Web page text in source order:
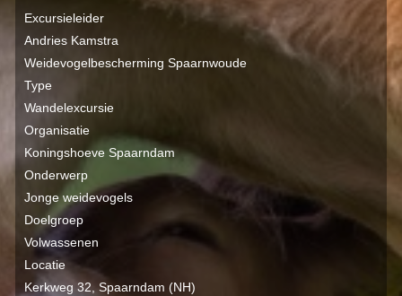
Excursieleider
Andries Kamstra
Weidevogelbescherming Spaarnwoude
Type
Wandelexcursie
Organisatie
Koningshoeve Spaarndam
Onderwerp
Jonge weidevogels
Doelgroep
Volwassenen
Locatie
Kerkweg 32, Spaarndam (NH)